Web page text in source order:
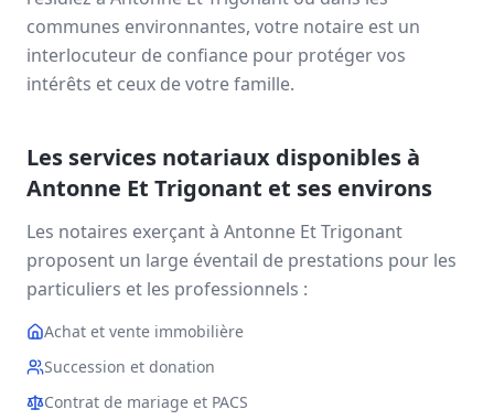
communes environnantes, votre notaire est un
interlocuteur de confiance pour protéger vos
intérêts et ceux de votre famille.
Les services notariaux disponibles à
Antonne Et Trigonant et ses environs
Les notaires exerçant à Antonne Et Trigonant
proposent un large éventail de prestations pour les
particuliers et les professionnels :
Achat et vente immobilière
Succession et donation
Contrat de mariage et PACS